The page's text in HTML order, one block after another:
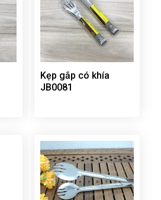
Kẹp gắp có khía
JB0081